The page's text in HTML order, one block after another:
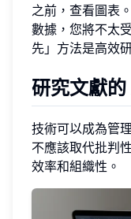
之前，查看圖表
數據，您將不太
先」方法是高效
研究文獻
技術可以成為管
不應該取代批判
效率和組織性。